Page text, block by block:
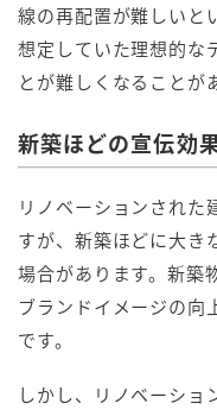
線の再配置が難しいと
想定していた理想的な
とが難しくなることが
新築ほどの宣伝効
リノベーションされた
すが、新築ほどに大き
場合があります。新築
ブランドイメージの向
です。
しかし、リノベーショ